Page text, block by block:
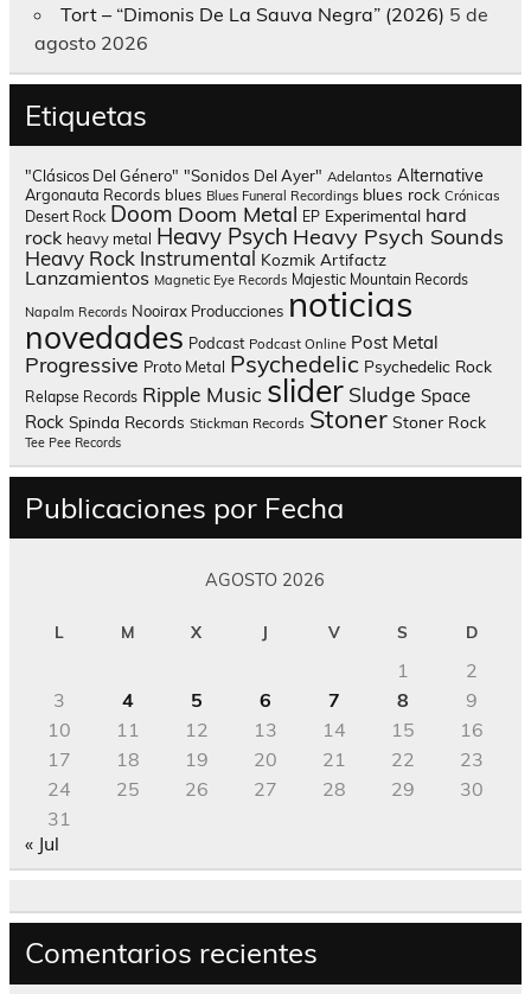
Tort – “Dimonis De La Sauva Negra” (2026) 5 de
agosto 2026
Etiquetas
"Clásicos Del Género" "Sonidos Del Ayer" Adelantos Alternative
Argonauta Records blues Blues Funeral Recordings blues rock Crónicas
Desert Rock Doom Doom Metal EP Experimental hard
rock heavy metal Heavy Psych Heavy Psych Sounds
Heavy Rock Instrumental Kozmik Artifactz
Lanzamientos Magnetic Eye Records Majestic Mountain Records
Napalm Records Nooirax Producciones noticias
novedades Podcast Podcast Online Post Metal
Progressive Proto Metal Psychedelic Psychedelic Rock
Relapse Records Ripple Music slider Sludge Space
Rock Spinda Records Stickman Records Stoner Stoner Rock
Tee Pee Records
Publicaciones por Fecha
AGOSTO 2026
L M X J V S D
1
2
3
4 5 6 7 8
9
10
11 12 13 14 15
16
17
18 19 20 21 22
23
24
25 26 27 28 29
30
31
« Jul
Comentarios recientes